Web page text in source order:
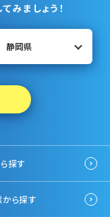
みましょう！
探す
ら探す